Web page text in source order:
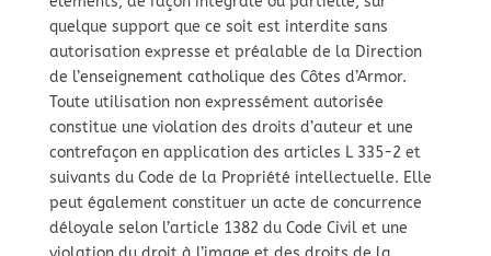
quelque support que ce soit est interdite sans
autorisation expresse et préalable de la Direction
de l’enseignement catholique des Côtes d’Armor.
Toute utilisation non expressément autorisée
constitue une violation des droits d’auteur et une
contrefaçon en application des articles L 335-2 et
suivants du Code de la Propriété intellectuelle. Elle
peut également constituer un acte de concurrence
déloyale selon l’article 1382 du Code Civil et une